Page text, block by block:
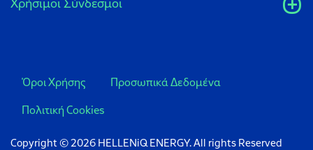
Xρήσιμοι Σύνδεσμοι
Όροι Χρήσης Προσωπικά Δεδομένα
Πολιτική Cookies
Copyright © 2026 HELLENiQ ENERGY. All rights Reserved